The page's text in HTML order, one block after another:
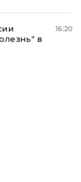
в
16:20